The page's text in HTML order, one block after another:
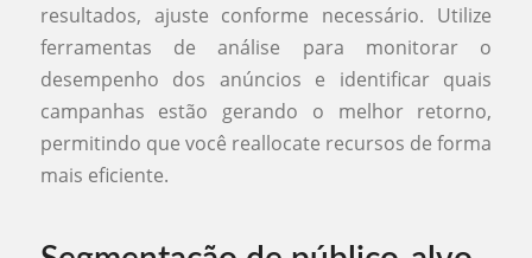
resultados, ajuste conforme necessário. Utilize
ferramentas de análise para monitorar o
desempenho dos anúncios e identificar quais
campanhas estão gerando o melhor retorno,
permitindo que você reallocate recursos de forma
mais eficiente.